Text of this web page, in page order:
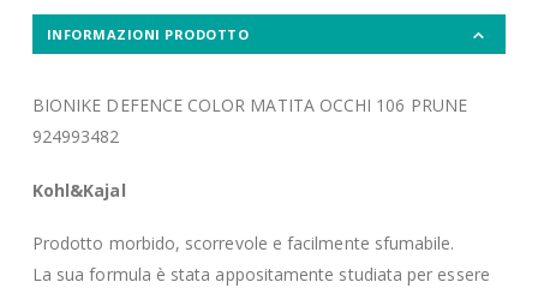
INFORMAZIONI PRODOTTO
BIONIKE DEFENCE COLOR MATITA OCCHI 106 PRUNE
924993482
Kohl&Kajal
Prodotto morbido, scorrevole e facilmente sfumabile.
La sua formula è stata appositamente studiata per essere